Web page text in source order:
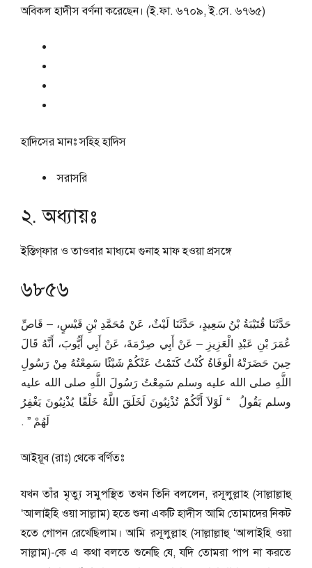
অবিকল হাদীস বর্ণনা করেছেন। (ই.ফা. ৬৭০৯, ই.সে. ৬৭৬৫)
হাদিসের মানঃসহিহ হাদিস
সরাসরি
২. অধ্যায়ঃ
ইস্তিগ্‌ফার ও তাওবার মাধ্যমে গুনাহ মাফ হওয়া প্রসঙ্গে
৬৮৫৬
حَدَّثَنَا قُتَيْبَةُ بْنُ سَعِيدٍ، حَدَّثَنَا لَيْثٌ، عَنْ مُحَمَّدِ بْنِ قَيْسٍ، – قَاصِّ
عُمَرَ بْنِ عَبْدِ الْعَزِيزِ – عَنْ أَبِي صِرْمَةَ، عَنْ أَبِي أَيُّوبَ، أَنَّهُ قَالَ
حِينَ حَضَرَتْهُ الْوَفَاةُ كُنْتُ كَتَمْتُ عَنْكُمْ شَيْئًا سَمِعْتُهُ مِنْ رَسُولِ
اللَّهِ صلى الله عليه وسلم سَمِعْتُ رَسُولَ اللَّهِ صلى الله عليه
وسلم يَقُولُ ‏ “‏ لَوْلاَ أَنَّكُمْ تُذْنِبُونَ لَخَلَقَ اللَّهُ خَلْقًا يُذْنِبُونَ يَغْفِرُ
لَهُمْ ‏”‏ ‏.‏
আইয়ূব (রাঃ) থেকে বর্ণিতঃ
যখন তাঁর মৃত্যু সমুপস্থিত তখন তিনি বললেন, রসূলুল্লাহ (সাল্লাল্লাহু
‘আলাইহি ওয়া সাল্লাম) হতে শুনা একটি হাদীস আমি তোমাদের নিকট
হতে গোপন রেখেছিলাম। আমি রসূলুল্লাহ (সাল্লাল্লাহু ‘আলাইহি ওয়া
সাল্লাম)-কে এ কথা বলতে শুনেছি যে, যদি তোমরা পাপ না করতে